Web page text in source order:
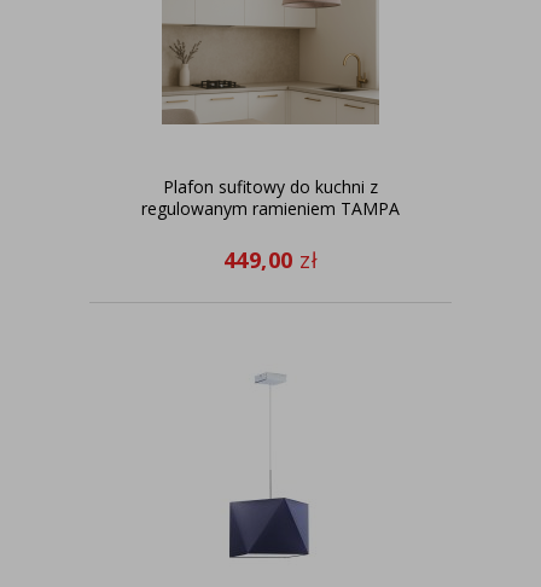
Plafon sufitowy do kuchni z
regulowanym ramieniem TAMPA
449,00 zł